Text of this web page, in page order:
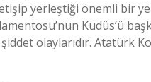
yerleştiği önemli bir
Kudüs’ü
olaylarıdır. Atatürk